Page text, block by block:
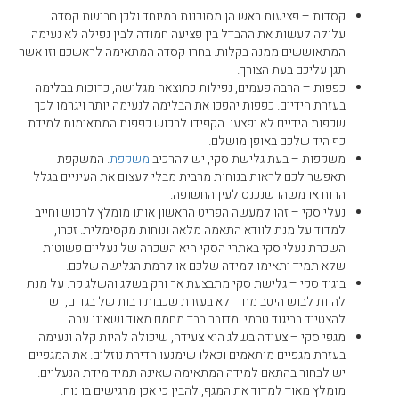
קסדות – פציעות ראש הן מסוכנות במיוחד ולכן חבישת קסדה
עלולה לעשות את ההבדל בין פציעה חמודה לבין נפילה לא נעימה
המתאוששים ממנה בקלות. בחרו קסדה המתאימה לראשכם וזו אשר
תגן עליכם בעת הצורך.
כפפות – הרבה פעמים, נפילות כתוצאה מגלישה, כרוכות בבלימה
בעזרת הידיים. כפפות יהפכו את הבלימה לנעימה יותר ויגרמו לכך
שכפות הידיים לא יפצעו. הקפידו לרכוש כפפות המתאימות למידת
כף היד שלכם באופן מושלם.
משקפות – בעת גלישת סקי, יש להרכיבמשקפת. המשקפת
תאפשר לכם לראות בנוחות מרבית מבלי לעצום את העיניים בגלל
הרוח או משהו שנכנס לעין החשופה.
נעלי סקי – זהו למעשה הפריט הראשון אותו מומלץ לרכוש וחייב
למדוד על מנת לוודא התאמה מלאה ונוחות מקסימלית. זכרו,
השכרת נעלי סקי באתרי הסקי היא השכרה של נעליים פשוטות
שלא תמיד יתאימו למידה שלכם או לרמת הגלישה שלכם.
ביגוד סקי – גלישת סקי מתבצעת אך ורק בשלג והשלג קר. על מנת
להיות לבוש היטב מחד ולא בעזרת שכבות רבות של בגדים, יש
להצטייד בביגוד טרמי. מדובר בבד מחמם מאוד ושאינו עבה.
מגפי סקי – צעידה בשלג היא צעידה, שיכולה להיות קלה ונעימה
בעזרת מגפיים מותאמים וכאלו שימנעו חדירת נוזלים. את המגפיים
יש לבחור בהתאם למידה המתאימה שאינה תמיד מידת הנעליים.
מומלץ מאוד למדוד את המגף, להבין כי אכן מרגישים בו נוח.